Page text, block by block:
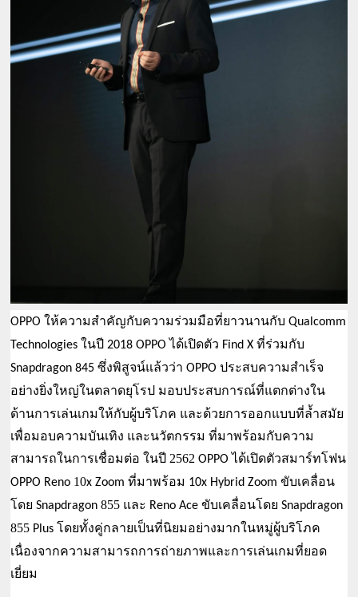
OPPO ให้ความสำคัญกับความร่วมมือที่ยาวนานกับ Qualcomm
Technologies ในปี 2018 OPPO ได้เปิดตัว Find X ที่ร่วมกับ
Snapdragon 845 ซึ่งพิสูจน์แล้วว่า OPPO ประสบความสำเร็จ
อย่างยิ่งใหญ่ในตลาดยุโรป มอบประสบการณ์ที่แตกต่างใน
ด้านการเล่นเกมให้กับผู้บริโภค และด้วยการออกแบบที่ล้ำสมัย
เพื่อมอบความบันเทิง และนวัตกรรม ที่มาพร้อมกับความ
สามารถในการเชื่อมต่อ ในปี 2562 OPPO ได้เปิดตัวสมาร์ทโฟน
OPPO Reno 10x Zoom ที่มาพร้อม 10x Hybrid Zoom ขับเคลื่อน
โดย Snapdragon 855 และ Reno Ace ขับเคลื่อนโดย
855 Plus โดยทั้งคู่กลายเป็นที่นิยมอย่างมากในหมู่ผู้บริโภค
เนื่องจากความสามารถการถ่ายภาพและการเล่นเกมที่ยอด
เยี่ยม